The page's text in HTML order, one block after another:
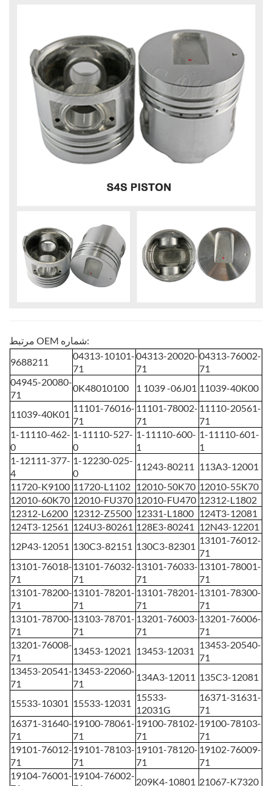
مرتبط OEM شماره:
9688211
04313-10101-
71
04313-20020-
71
04313-76002-
71
04945-20080-
71
0K48010100 1 1039-06J01 11039-40K00
11039-40K01
11101-76016-
71
11101-78002-
71
11110-20561-
71
1-11110-462-
0
1-11110-527-
0
1-11110-600-
1
1-11110-601-
1
1-12111-377-
4
1-12230-025-
0
11243-80211 113A3-12001
11720-K9100 11720-L1102 12010-50K70 12010-55K70
12010-60K70 12010-FU370 12010-FU470 12312-L1802
12312-L6200 12312-Z5500 12331-L1800 124T3-12081
124T3-12561 124U3-80261 128E3-80241 12N43-12201
12P43-12051 130C3-82151 130C3-82301
13101-76012-
71
13101-76018-
71
13101-76032-
71
13101-76033-
71
13101-78001-
71
13101-78200-
71
13101-78201-
71
13101-78201-
71
13101-78300-
71
13101-78700-
71
13103-78701-
71
13201-76003-
71
13201-76006-
71
13201-76008-
71
13453-12021 13453-12031
13453-20540-
71
13453-20541-
71
13453-22060-
71
134A3-12011 135C3-12081
15533-10301 15533-12031
15533-
12031G
16371-31631-
71
16371-31640-
71
19100-78061-
71
19100-78102-
71
19100-78103-
71
19101-76012-
71
19101-78103-
71
19101-78120-
71
19102-76009-
71
19104-76001-19104-76002-
209K4-10801 21067-K7320